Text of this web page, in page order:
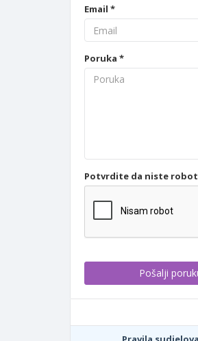
Email *
Poruka *
Potvrdite da niste robot